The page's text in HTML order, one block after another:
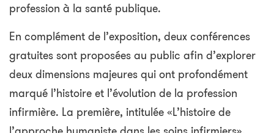
profession à la santé publique.
En complément de l’exposition, deux conférences
gratuites sont proposées au public afin d’explorer
deux dimensions majeures qui ont profondément
marqué l’histoire et l’évolution de la profession
infirmière. La première, intitulée «L’histoire de